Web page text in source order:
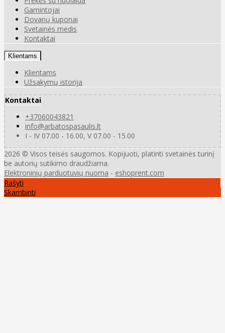
Gamintojai
Dovanų kuponai
Svetainės medis
Kontaktai
Klientams
Klientams
Užsakymų istorija
Kontaktai
+37060043821
info@arbatospasaulis.lt
I - IV 07.00 - 16.00, V 07.00 - 15.00
2026 © Visos teisės saugomos. Kopijuoti, platinti svetainės turinį
be autorių sutikimo draudžiama.
Elektroninių parduotuvių nuoma - eshoprent.com
Rašyti
Skambinti